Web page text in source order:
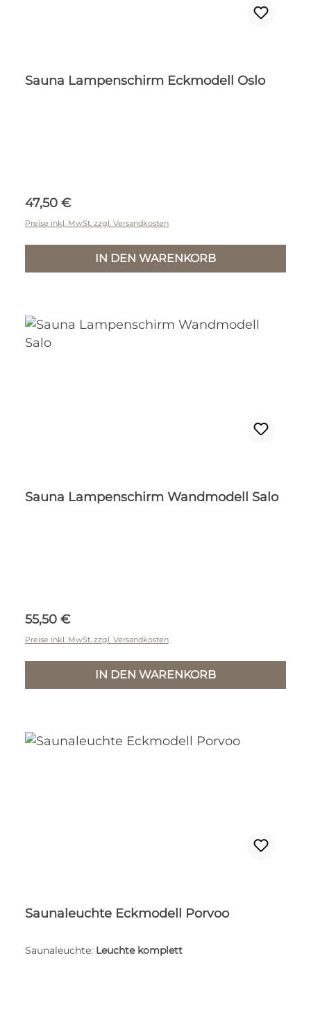
Sauna Lampenschirm Eckmodell Oslo
Regulärer Preis:
47,50 €
Preise inkl. MwSt. zzgl. Versandkosten
IN DEN WARENKORB
Sauna Lampenschirm Wandmodell Salo
Regulärer Preis:
55,50 €
Preise inkl. MwSt. zzgl. Versandkosten
IN DEN WARENKORB
Saunaleuchte Eckmodell Porvoo
Saunaleuchte: Leuchte komplett